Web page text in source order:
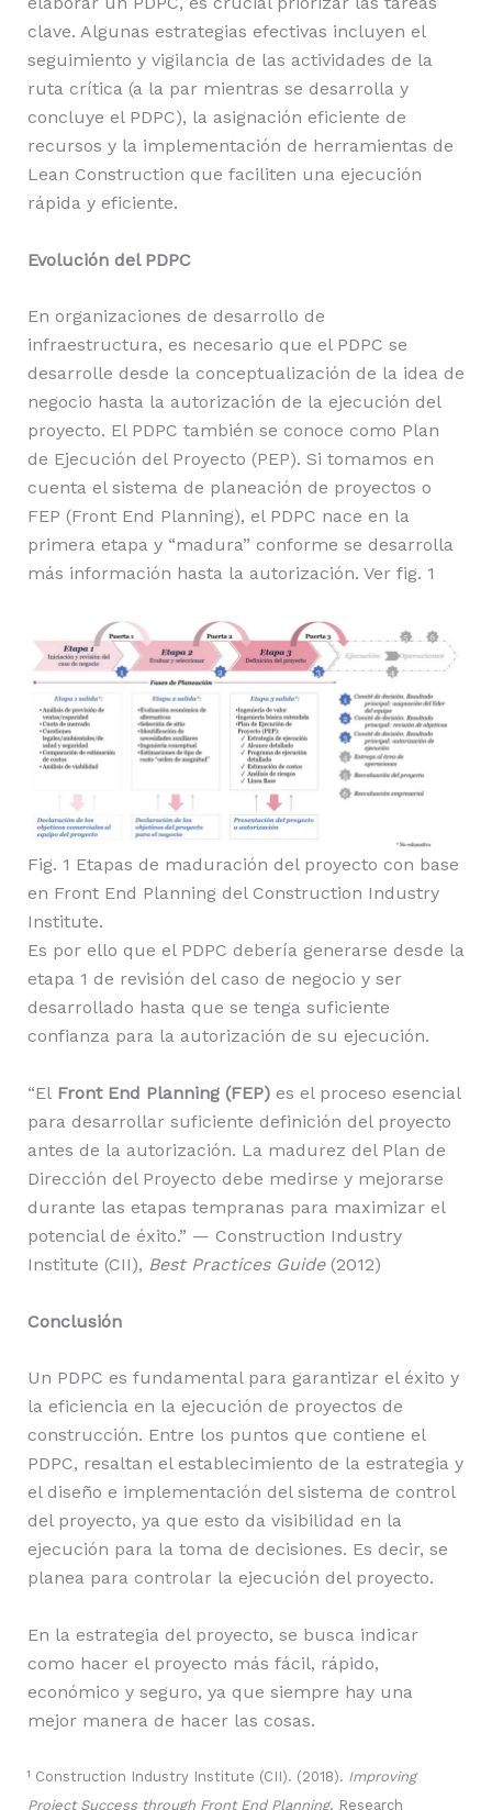
clave. Algunas estrategias efectivas incluyen el
seguimiento y vigilancia de las actividades de la
ruta crítica (a la par mientras se desarrolla y
concluye el PDPC), la asignación eficiente de
recursos y la implementación de herramientas de
Lean Construction que faciliten una ejecución
rápida y eficiente.
Evolución del PDPC
En organizaciones de desarrollo de
infraestructura, es necesario que el PDPC se
desarrolle desde la conceptualización de la idea de
negocio hasta la autorización de la ejecución del
proyecto. El PDPC también se conoce como Plan
de Ejecución del Proyecto (PEP). Si tomamos en
cuenta el sistema de planeación de proyectos o
FEP (Front End Planning), el PDPC nace en la
primera etapa y “madura” conforme se desarrolla
más información hasta la autorización. Ver fig. 1
Fig. 1 Etapas de maduración del proyecto con base
en Front End Planning del Construction Industry
Institute.
Es por ello que el PDPC debería generarse desde la
etapa 1 de revisión del caso de negocio y ser
desarrollado hasta que se tenga suficiente
confianza para la autorización de su ejecución.
“El Front End Planning (FEP)es el proceso esencial
para desarrollar suficiente definición del proyecto
antes de la autorización. La madurez del Plan de
Dirección del Proyecto debe medirse y mejorarse
durante las etapas tempranas para maximizar el
potencial de éxito.” — Construction Industry
Institute (CII), Best Practices Guide(2012)
Conclusión
Un PDPC es fundamental para garantizar el éxito y
la eficiencia en la ejecución de proyectos de
construcción. Entre los puntos que contiene el
PDPC, resaltan el establecimiento de la estrategia y
el diseño e implementación del sistema de control
del proyecto, ya que esto da visibilidad en la
ejecución para la toma de decisiones. Es decir, se
planea para controlar la ejecución del proyecto.
En la estrategia del proyecto, se busca indicar
como hacer el proyecto más fácil, rápido,
económico y seguro, ya que siempre hay una
mejor manera de hacer las cosas.
¹ Construction Industry Institute (CII). (2018). Improving
Project Success through Front End Planning. Research